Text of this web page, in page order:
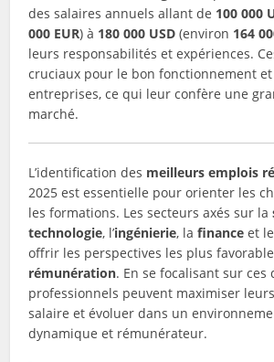
des salaires annuels allant de 100 000
000 EUR) à 180 000 USD (environ 164
leurs responsabilités et expériences.
cruciaux pour le bon fonctionnement et
entreprises, ce qui leur confère une
marché.
L’identification des meilleurs emplois
2025 est essentielle pour orienter les
les formations. Les secteurs axés sur la
technologie, l’ingénierie, lafinance et
offrir les perspectives les plus
rémunération. En se focalisant sur ces
professionnels peuvent maximiser
salaire et évoluer dans un
dynamique et rémunérateur.